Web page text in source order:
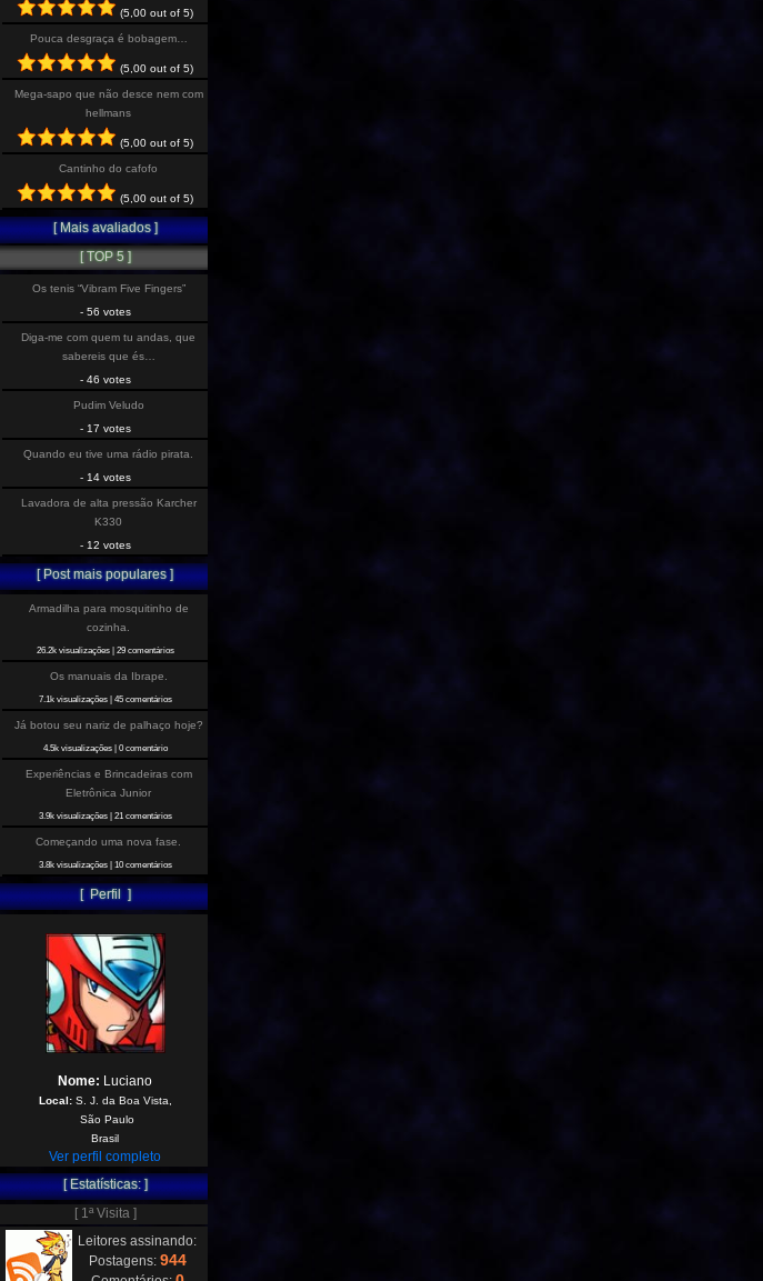
(5,00 out of 5)
Pouca desgraça é bobagem…
(5,00 out of 5)
Mega-sapo que não desce nem com
hellmans
(5,00 out of 5)
Cantinho do cafofo
(5,00 out of 5)
[ Mais avaliados ]
[ TOP 5 ]
Os tenis “Vibram Five Fingers”
- 56 votes
Diga-me com quem tu andas, que
sabereis que és…
- 46 votes
Pudim Veludo
- 17 votes
Quando eu tive uma rádio pirata.
- 14 votes
Lavadora de alta pressão Karcher
K330
- 12 votes
[ Post mais populares ]
Armadilha para mosquitinho de
cozinha.
26.2k visualizações| 29 comentários
Os manuais da Ibrape.
7.1k visualizações| 45 comentários
Já botou seu nariz de palhaço hoje?
4.5k visualizações| 0 comentário
Experiências e Brincadeiras com
Eletrônica Junior
3.9k visualizações| 21 comentários
Começando uma nova fase.
3.8k visualizações| 10 comentários
[ Perfil ]
Nome: Luciano
Local:S. J. da Boa Vista,
São Paulo
Brasil
Ver perfil completo
[ Estatísticas: ]
[ 1ª Visita ]
Leitores assinando:
Postagens: 944